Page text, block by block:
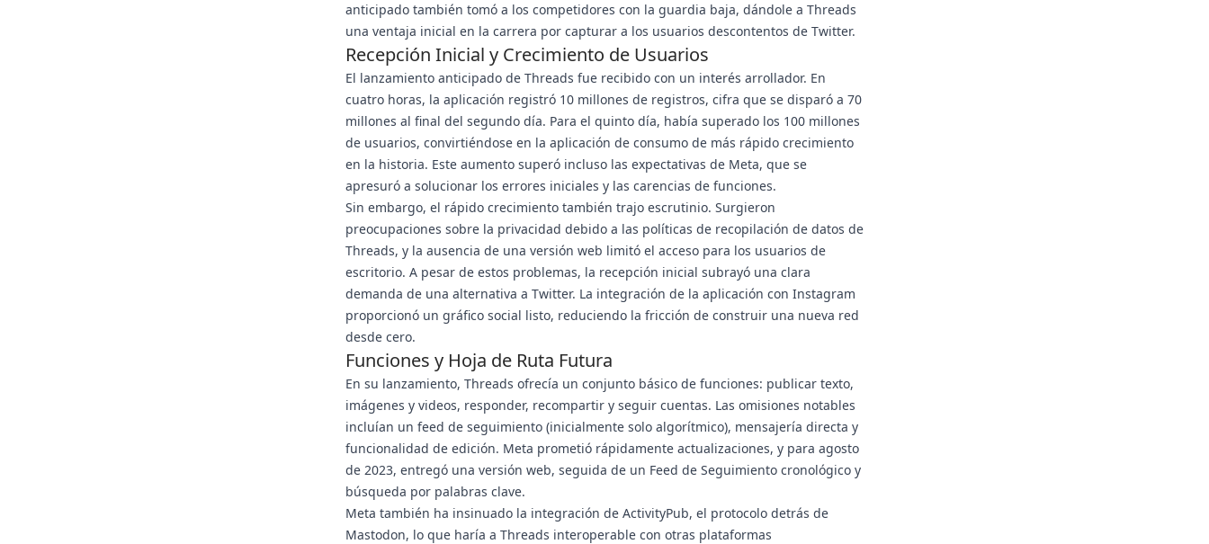
anticipado también tomó a los competidores con la guardia baja, dándole a Threads
una ventaja inicial en la carrera por capturar a los usuarios descontentos de Twitter.
Recepción Inicial y Crecimiento de Usuarios
El lanzamiento anticipado de Threads fue recibido con un interés arrollador. En
cuatro horas, la aplicación registró 10 millones de registros, cifra que se disparó a 70
millones al final del segundo día. Para el quinto día, había superado los 100 millones
de usuarios, convirtiéndose en la aplicación de consumo de más rápido crecimiento
en la historia. Este aumento superó incluso las expectativas de Meta, que se
apresuró a solucionar los errores iniciales y las carencias de funciones.
Sin embargo, el rápido crecimiento también trajo escrutinio. Surgieron
preocupaciones sobre la privacidad debido a las políticas de recopilación de datos de
Threads, y la ausencia de una versión web limitó el acceso para los usuarios de
escritorio. A pesar de estos problemas, la recepción inicial subrayó una clara
demanda de una alternativa a Twitter. La integración de la aplicación con Instagram
proporcionó un gráfico social listo, reduciendo la fricción de construir una nueva red
desde cero.
Funciones y Hoja de Ruta Futura
En su lanzamiento, Threads ofrecía un conjunto básico de funciones: publicar texto,
imágenes y videos, responder, recompartir y seguir cuentas. Las omisiones notables
incluían un feed de seguimiento (inicialmente solo algorítmico), mensajería directa y
funcionalidad de edición. Meta prometió rápidamente actualizaciones, y para agosto
de 2023, entregó una versión web, seguida de un Feed de Seguimiento cronológico y
búsqueda por palabras clave.
Meta también ha insinuado la integración de ActivityPub, el protocolo detrás de
Mastodon, lo que haría a Threads interoperable con otras plataformas